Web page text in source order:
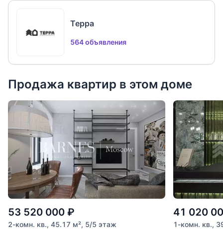
Терра
564 объявления
Продажа квартир в этом доме
53 520 000 ₽
2-комн. кв., 45.17 м², 5/5 этаж
41 020
1-комн. кв.,